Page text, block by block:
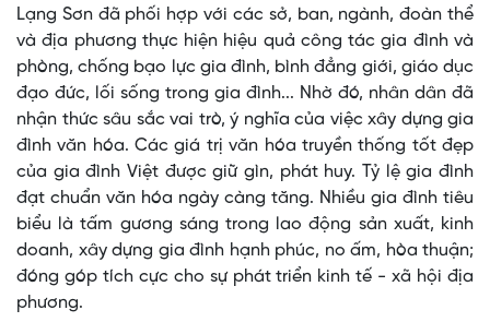
Lạng Sơn đã phối hợp với các sở, ban, ngành, đoàn thể
và địa phương thực hiện hiệu quả công tác gia đình và
phòng, chống bạo lực gia đình, bình đẳng giới, giáo dục
đạo đức, lối sống trong gia đình... Nhờ đó, nhân dân đã
nhận thức sâu sắc vai trò, ý nghĩa của việc xây dựng gia
đình văn hóa. Các giá trị văn hóa truyền thống tốt đẹp
của gia đình Việt được giữ gìn, phát huy. Tỷ lệ gia đình
đạt chuẩn văn hóa ngày càng tăng. Nhiều gia đình tiêu
biểu là tấm gương sáng trong lao động sản xuất, kinh
doanh, xây dựng gia đình hạnh phúc, no ấm, hòa thuận;
đóng góp tích cực cho sự phát triển kinh tế - xã hội địa
phương.